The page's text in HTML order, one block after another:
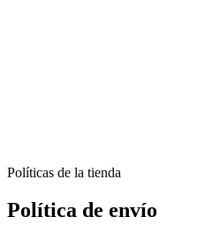
Políticas de la tienda
Política de envío